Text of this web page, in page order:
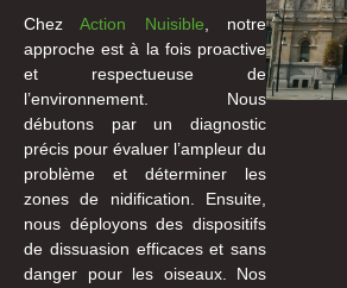
ChezAction Nuisible , notre
approche est à la fois proactive
et respectueuse de
l’environnement. Nous
débutons par un diagnostic
précis pour évaluer l’ampleur du
problème et déterminer les
zones de nidification. Ensuite,
nous déployons des dispositifs
de dissuasion efficaces et sans
danger pour les oiseaux. Nos